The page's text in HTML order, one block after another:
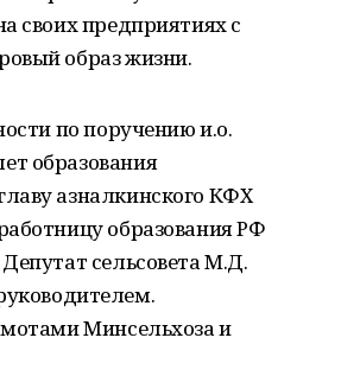
своих предприятиях с
образ жизни.
по поручению и.о.
образования
азналкинского КФХ
образования РФ
сельсовета М.Д.
Минсельхоза и